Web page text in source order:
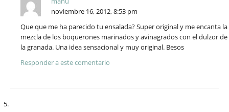
noviembre 16, 2012, 8:53 pm
Que que me ha parecido tu ensalada? Super original y me encanta la
mezcla de los boquerones marinados y avinagrados con el dulzor de
la granada. Una idea sensacional y muy original. Besos
Responder a este comentario